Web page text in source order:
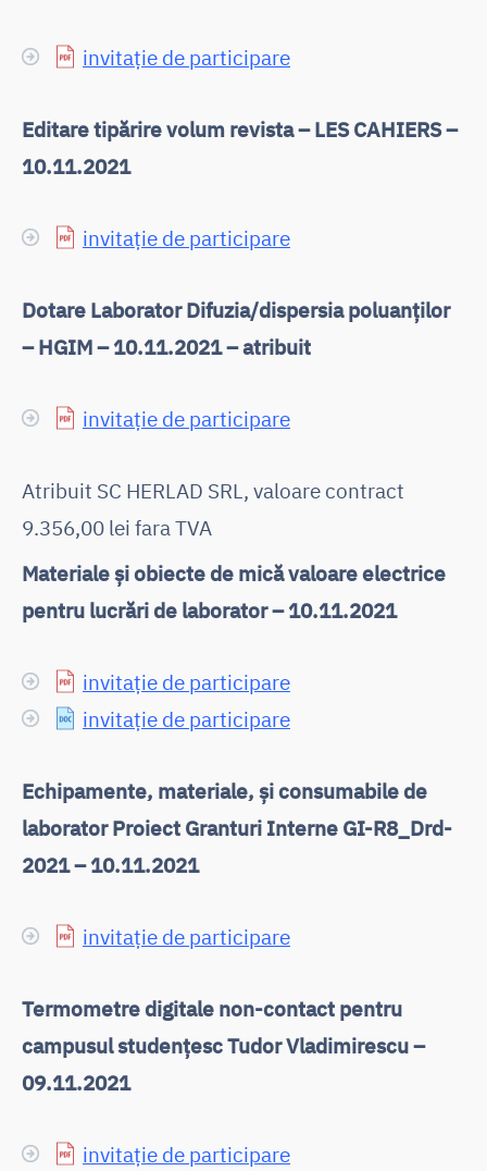
invitație de participare
Editare tipărire volum revista – LES CAHIERS –
10.11.2021
invitație de participare
Dotare Laborator Difuzia/dispersia poluanților
– HGIM – 10.11.2021 – atribuit
invitație de participare
Atribuit SC HERLAD SRL, valoare contract
9.356,00 lei fara TVA
Materiale și obiecte de mică valoare electrice
pentru lucrări de laborator – 10.11.2021
invitație de participare
invitație de participare
Echipamente, materiale, și consumabile de
laborator Proiect Granturi Interne GI-R8_Drd-
2021 – 10.11.2021
invitație de participare
Termometre digitale non-contact pentru
campusul studențesc Tudor Vladimirescu –
09.11.2021
invitație de participare